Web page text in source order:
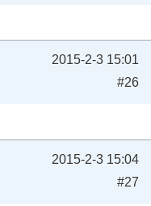
2015-2-3 15:01
#26
2015-2-3 15:04
#27